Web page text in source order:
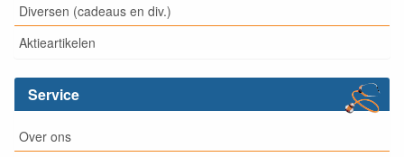
Diversen (cadeaus en div.)
Aktieartikelen
Service
Over ons